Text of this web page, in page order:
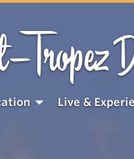
Tropez
Live &